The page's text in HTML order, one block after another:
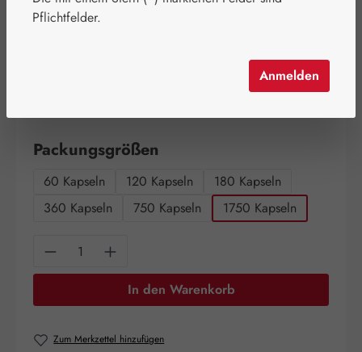
Inhalt:0.866 Kilogramm
Schnell zuschlagen! Es sind nur noch wenige Artikel
Packungsgrößen
60 Kapseln 120 Kapseln
180 Kapseln
360 Kapseln
750 Kapseln 1750 Kapseln
Produkt Anzahl: Gib den gewünschten
In den Warenkorb
Zum Merkzettel hinzufügen
Pflichtfelder.
Anmelden